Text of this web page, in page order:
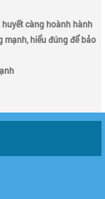
càng hoành hành
mạnh, hiểu đúng để bảo